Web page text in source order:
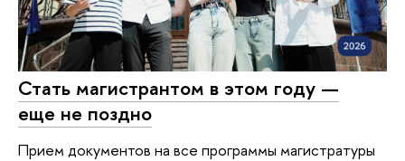
Стать магистрантом в этом году —
еще не поздно
Прием документов на все программы магистратуры